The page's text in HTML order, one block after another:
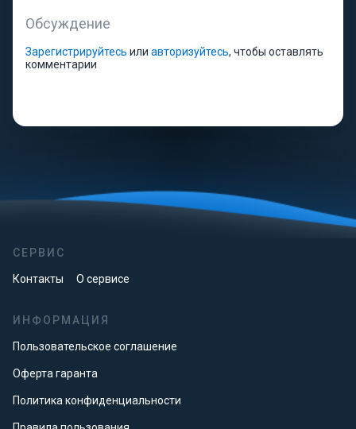
Обсуждение
Зарегистрируйтесь или авторизуйтесь, чтобы оставлять
комментарии
СЕРВИС
Контакты О сервисе
ИНФОРМАЦИЯ
Пользовательское соглашение
Оферта гаранта
Политика конфиденциальности